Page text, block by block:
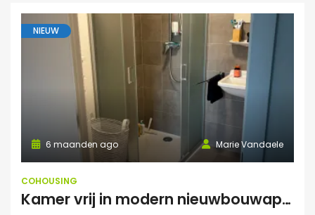
NIEUW
Marie Vandaele
6 maanden ago
COHOUSING
Kamer vrij in modern nieuwbouwappartement Leuven